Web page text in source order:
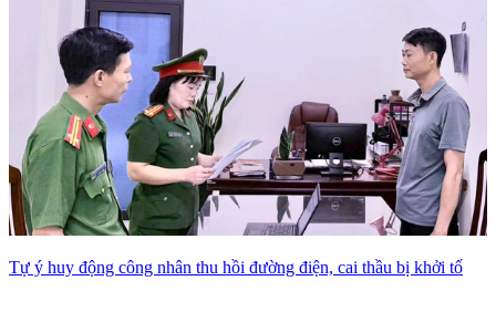
Tự ý huy động công nhân thu hồi đường điện, cai thầu bị khởi tố